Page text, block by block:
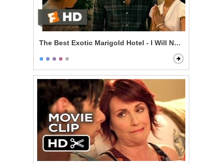
The Best Exotic Marigold Hotel - I Will Not Live